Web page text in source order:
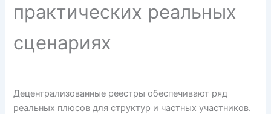
практических реальных
сценариях
Децентрализованные реестры обеспечивают ряд
реальных плюсов для структур и частных участников.